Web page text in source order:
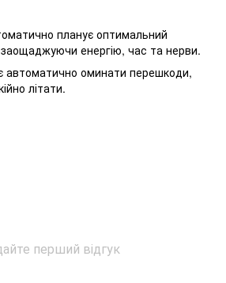
планує оптимальний
енергію, час та нерви.
автоматично оминати перешкоди,
літати.
перший відгук